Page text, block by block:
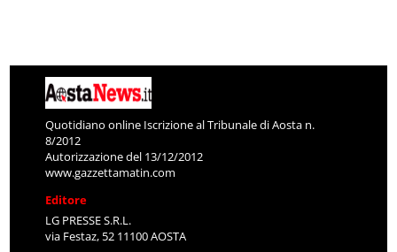
Quotidiano online Iscrizione al Tribunale di Aosta n.
8/2012
Autorizzazione del 13/12/2012
www.gazzettamatin.com
Editore
LG PRESSE S.R.L.
via Festaz, 52 11100 AOSTA